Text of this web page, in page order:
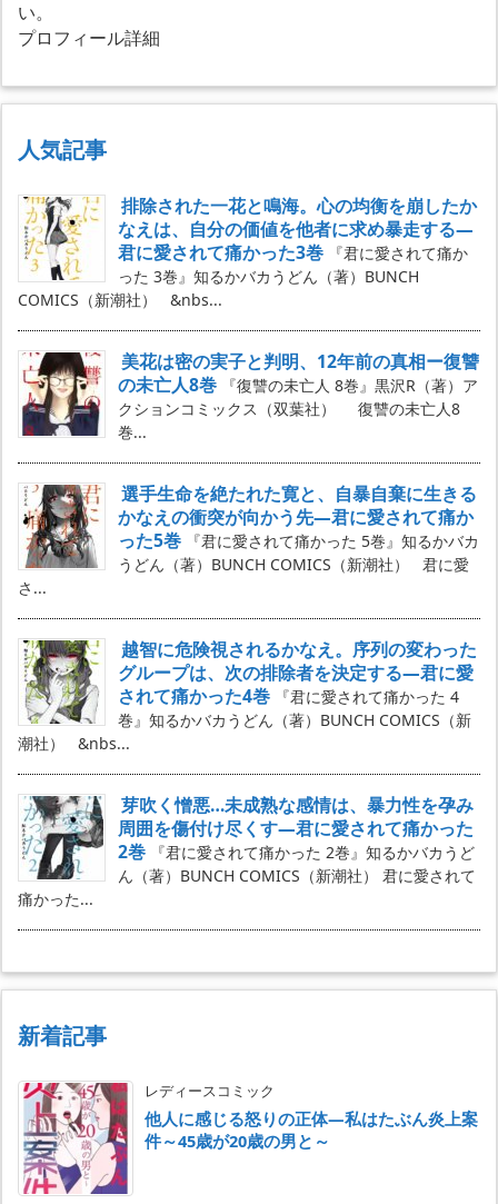
い。
プロフィール詳細
人気記事
排除された一花と鳴海。心の均衡を崩したか
なえは、自分の価値を他者に求め暴走する―
君に愛されて痛かった3巻
『君に愛されて痛か
った 3巻』知るかバカうどん（著）BUNCH
COMICS（新潮社） &nbs...
美花は密の実子と判明、12年前の真相ー復讐
の未亡人8巻
『復讐の未亡人 8巻』黒沢R（著）ア
クションコミックス（双葉社） 復讐の未亡人8
巻...
選手生命を絶たれた寛と、自暴自棄に生きる
かなえの衝突が向かう先―君に愛されて痛か
った5巻
『君に愛されて痛かった 5巻』知るかバカ
うどん（著）BUNCH COMICS（新潮社） 君に愛
さ...
越智に危険視されるかなえ。序列の変わった
グループは、次の排除者を決定する―君に愛
されて痛かった4巻
『君に愛されて痛かった 4
巻』知るかバカうどん（著）BUNCH COMICS（新
潮社） &nbs...
芽吹く憎悪…未成熟な感情は、暴力性を孕み
周囲を傷付け尽くす―君に愛されて痛かった
2巻
『君に愛されて痛かった 2巻』知るかバカうど
ん（著）BUNCH COMICS（新潮社） 君に愛されて
痛かった...
新着記事
レディースコミック
他人に感じる怒りの正体―私はたぶん炎上案
件～45歳が20歳の男と～